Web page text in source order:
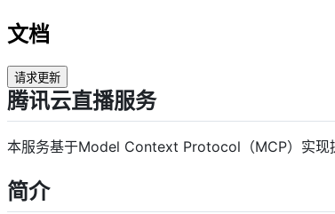
文档
请求更新
腾讯云直播服务
本服务基于Model Context Protocol（MCP）实现
简介